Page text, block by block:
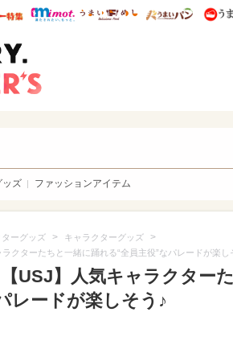
* ウレぴあ総研 ディズニー特集
mimot. うまいめし うま
ッズ ファッションアイテム
ターグッズ > キャラクターグッズ >
クターたちと一緒に踊れる“全員主役”なパレードが楽し
USJ】人気キャラクター
レードが楽しそう♪